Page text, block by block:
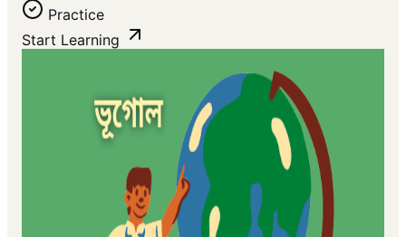
Practice
Start Learning